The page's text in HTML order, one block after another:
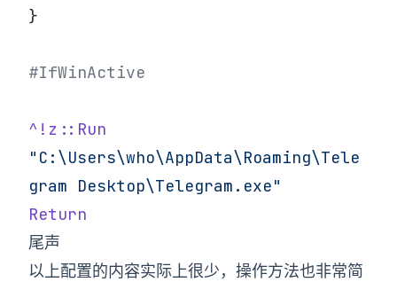
}
#IfWinActive
^!z::Run
"C:\Users\who\AppData\Roaming\Tele
gram Desktop\Telegram.exe"
Return
尾声
以上配置的内容实际上很少，操作方法也非常简